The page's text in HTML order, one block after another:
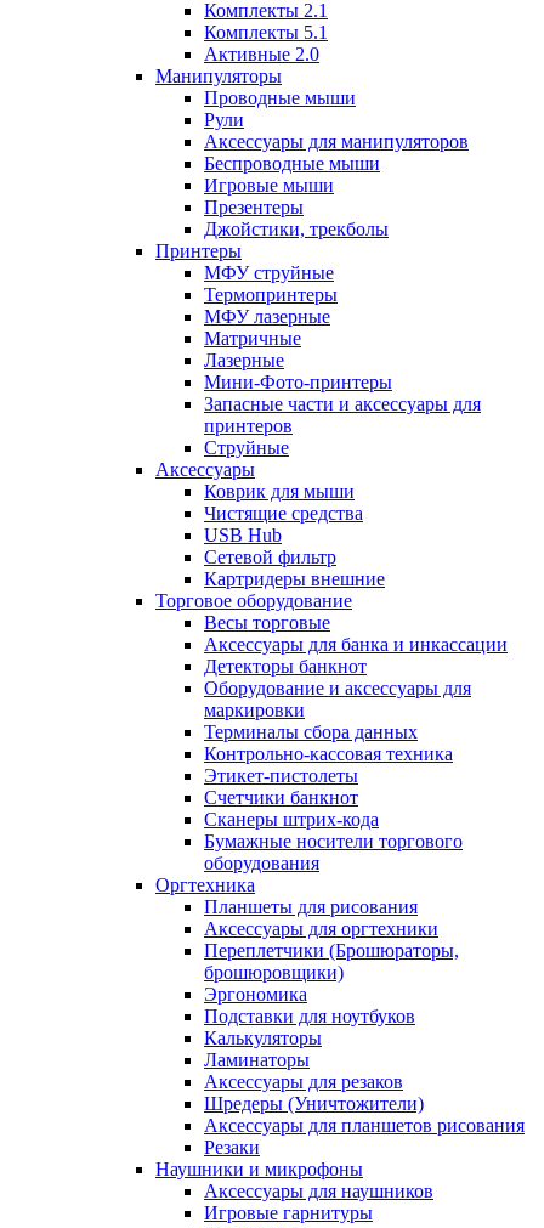
Комплекты 2.1
Комплекты 5.1
Активные 2.0
Манипуляторы
Проводные мыши
Рули
Аксессуары для манипуляторов
Беспроводные мыши
Игровые мыши
Презентеры
Джойстики, трекболы
Принтеры
МФУ струйные
Термопринтеры
МФУ лазерные
Матричные
Лазерные
Мини-Фото-принтеры
Запасные части и аксессуары для
принтеров
Струйные
Аксессуары
Коврик для мыши
Чистящие средства
USB Hub
Сетевой фильтр
Картридеры внешние
Торговое оборудование
Весы торговые
Аксессуары для банка и инкассации
Детекторы банкнот
Оборудование и аксессуары для
маркировки
Терминалы сбора данных
Контрольно-кассовая техника
Этикет-пистолеты
Счетчики банкнот
Сканеры штрих-кода
Бумажные носители торгового
оборудования
Оргтехника
Планшеты для рисования
Аксессуары для оргтехники
Переплетчики (Брошюраторы,
брошюровщики)
Эргономика
Подставки для ноутбуков
Калькуляторы
Ламинаторы
Аксессуары для резаков
Шредеры (Уничтожители)
Аксессуары для планшетов рисования
Резаки
Наушники и микрофоны
Аксессуары для наушников
Игровые гарнитуры